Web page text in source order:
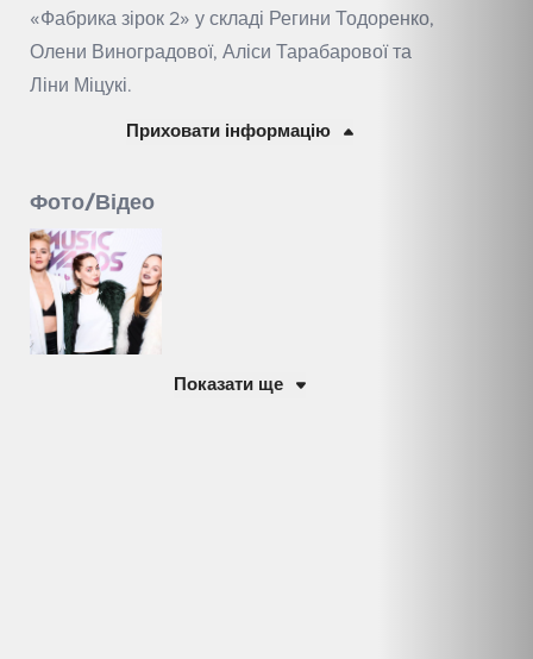
«Фабрика зірок 2» у складі Регини Тодоренко,
Олени Виноградової, Аліси Тарабарової та
Ліни Міцукі.
Приховати інформацію
Фото/Відео
Показати ще